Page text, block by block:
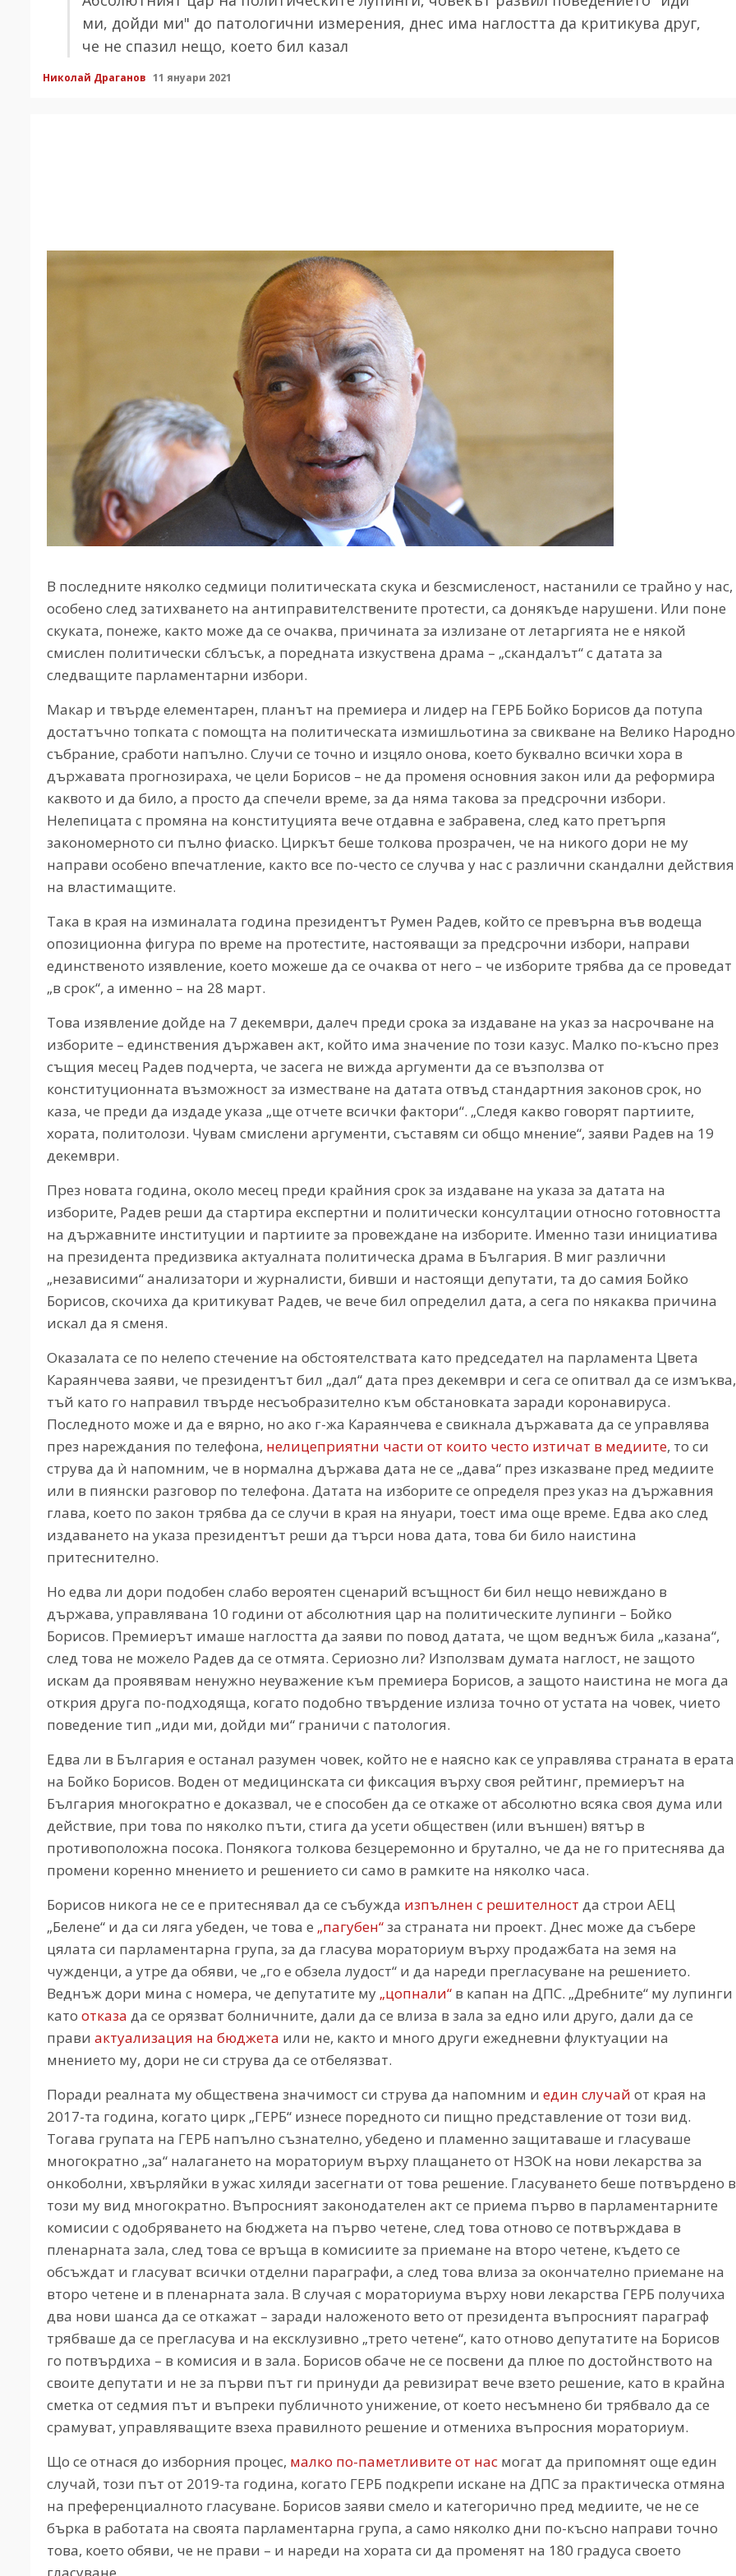
ми, дойди ми" до патологични измерения, днес има наглостта да критикува друг,
че не спазил нещо, което бил казал
Николай Драганов 11 януари 2021
В последните няколко седмици политическата скука и безсмисленост, настанили се трайно у нас,
особено след затихването на антиправителствените протести, са донякъде нарушени. Или поне
скуката, понеже, както може да се очаква, причината за излизане от летаргията не е някой
смислен политически сблъсък, а поредната изкуствена драма – „скандалът“ с датата за
следващите парламентарни избори.
Макар и твърде елементарен, планът на премиера и лидер на ГЕРБ Бойко Борисов да потупа
достатъчно топката с помощта на политическата измишльотина за свикване на Велико Народно
събрание, сработи напълно. Случи се точно и изцяло онова, което буквално всички хора в
държавата прогнозираха, че цели Борисов – не да променя основния закон или да реформира
каквото и да било, а просто да спечели време, за да няма такова за предсрочни избори.
Нелепицата с промяна на конституцията вече отдавна е забравена, след като претърпя
закономерното си пълно фиаско. Циркът беше толкова прозрачен, че на никого дори не му
направи особено впечатление, както все по-често се случва у нас с различни скандални действия
на властимащите.
Така в края на изминалата година президентът Румен Радев, който се превърна във водеща
опозиционна фигура по време на протестите, настояващи за предсрочни избори, направи
единственото изявление, което можеше да се очаква от него – че изборите трябва да се проведат
„в срок“, а именно – на 28 март.
Това изявление дойде на 7 декември, далеч преди срока за издаване на указ за насрочване на
изборите – единствения държавен акт, който има значение по този казус. Малко по-късно през
същия месец Радев подчерта, че засега не вижда аргументи да се възползва от
конституционната възможност за изместване на датата отвъд стандартния законов срок, но
каза, че преди да издаде указа „ще отчете всички фактори“. „Следя какво говорят партиите,
хората, политолози. Чувам смислени аргументи, съставям си общо мнение“, заяви Радев на 19
декември.
През новата година, около месец преди крайния срок за издаване на указа за датата на
изборите, Радев реши да стартира експертни и политически консултации относно готовността
на държавните институции и партиите за провеждане на изборите. Именно тази инициатива
на президента предизвика актуалната политическа драма в България. В миг различни
„независими“ анализатори и журналисти, бивши и настоящи депутати, та до самия Бойко
Борисов, скочиха да критикуват Радев, че вече бил определил дата, а сега по някаква причина
искал да я сменя.
Оказалата се по нелепо стечение на обстоятелствата като председател на парламента Цвета
Караянчева заяви, че президентът бил „дал“ дата през декември и сега се опитвал да се измъква,
тъй като го направил твърде несъобразително към обстановката заради коронавируса.
Последното може и да е вярно, но ако г-жа Караянчева е свикнала държавата да се управлява
през нареждания по телефона, нелицеприятни части от които често изтичат в медиите, то си
струва да ѝ напомним, че в нормална държава дата не се „дава“ през изказване пред медиите
или в пиянски разговор по телефона. Датата на изборите се определя през указ на държавния
глава, което по закон трябва да се случи в края на януари, тоест има още време. Едва ако след
издаването на указа президентът реши да търси нова дата, това би било наистина
притеснително.
Но едва ли дори подобен слабо вероятен сценарий всъщност би бил нещо невиждано в
държава, управлявана 10 години от абсолютния цар на политическите лупинги – Бойко
Борисов. Премиерът имаше наглостта да заяви по повод датата, че щом веднъж била „казана“,
след това не можело Радев да се отмята. Сериозно ли? Използвам думата наглост, не защото
искам да проявявам ненужно неуважение към премиера Борисов, а защото наистина не мога да
открия друга по-подходяща, когато подобно твърдение излиза точно от устата на човек, чието
поведение тип „иди ми, дойди ми“ граничи с патология.
Едва ли в България е останал разумен човек, който не е наясно как се управлява страната в ерата
на Бойко Борисов. Воден от медицинската си фиксация върху своя рейтинг, премиерът на
България многократно е доказвал, че е способен да се откаже от абсолютно всяка своя дума или
действие, при това по няколко пъти, стига да усети обществен (или външен) вятър в
противоположна посока. Понякога толкова безцеремонно и брутално, че да не го притеснява да
промени коренно мнението и решението си само в рамките на няколко часа.
Борисов никога не се е притеснявал да се събужда изпълнен с решителност да строи АЕЦ
„Белене“ и да си ляга убеден, че това е „пагубен“за страната ни проект. Днес може да събере
цялата си парламентарна група, за да гласува мораториум върху продажбата на земя на
чужденци, а утре да обяви, че „го е обзела лудост“ и да нареди прегласуване на решението.
Веднъж дори мина с номера, че депутатите му „цопнали“ в капан на ДПС. „Дребните“ му лупинги
като отказа да се орязват болничните, дали да се влиза в зала за едно или друго, дали да се
прави актуализация на бюджета или не, както и много други ежедневни флуктуации на
мнението му, дори не си струва да се отбелязват.
Поради реалната му обществена значимост си струва да напомним и един случай от края на
2017-та година, когато цирк „ГЕРБ“ изнесе поредното си пищно представление от този вид.
Тогава групата на ГЕРБ напълно съзнателно, убедено и пламенно защитаваше и гласуваше
многократно „за“ налагането на мораториум върху плащането от НЗОК на нови лекарства за
онкоболни, хвърляйки в ужас хиляди засегнати от това решение. Гласуването беше потвърдено в
този му вид многократно. Въпросният законодателен акт се приема първо в парламентарните
комисии с одобряването на бюджета на първо четене, след това отново се потвърждава в
пленарната зала, след това се връща в комисиите за приемане на второ четене, където се
обсъждат и гласуват всички отделни параграфи, а след това влиза за окончателно приемане на
второ четене и в пленарната зала. В случая с мораториума върху нови лекарства ГЕРБ получиха
два нови шанса да се откажат – заради наложеното вето от президента въпросният параграф
трябваше да се прегласува и на ексклузивно „трето четене“, като отново депутатите на Борисов
го потвърдиха – в комисия и в зала. Борисов обаче не се посвени да плюе по достойнството на
своите депутати и не за първи път ги принуди да ревизират вече взето решение, като в крайна
сметка от седмия път и въпреки публичното унижение, от което несъмнено би трябвало да се
срамуват, управляващите взеха правилното решение и отмениха въпросния мораториум.
Що се отнася до изборния процес, малко по-паметливите от нас могат да припомнят още един
случай, този път от 2019-та година, когато ГЕРБ подкрепи искане на ДПС за практическа отмяна
на преференциалното гласуване. Борисов заяви смело и категорично пред медиите, че не се
бърка в работата на своята парламентарна група, а само няколко дни по-късно направи точно
това, което обяви, че не прави – и нареди на хората си да променят на 180 градуса своето
гласуване.